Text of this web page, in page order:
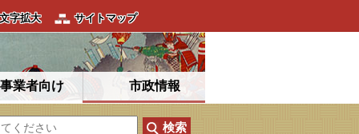
文字拡大 サイトマップ
事業者向け 市政情報